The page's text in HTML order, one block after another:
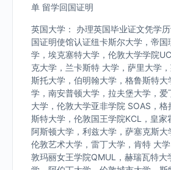
单 留学回国证明
英国大学： 办理英国毕业证文凭学
国证明使馆认证纽卡斯尔大学，帝国
学，埃克塞特大学，伦敦大学学院
克大学，兰卡斯特 大学，萨里大学
斯托大学，伯明翰大学，格鲁斯特大
学，南安普顿大学，拉夫堡大学，爱
大学，伦敦大学亚非学院 SOAS，
斯特大学，伦敦国王学院KCL，皇家
阿斯顿大学，利兹大学，萨塞克斯大
伦敦艺术大学，雷丁大学，肯特 大
敦玛丽女王学院QMUL，赫瑞瓦特大